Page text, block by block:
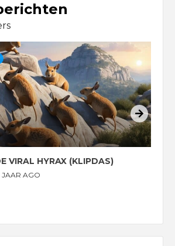
VIRAL HYRAX (KLIPDAS)
JAAR AGO